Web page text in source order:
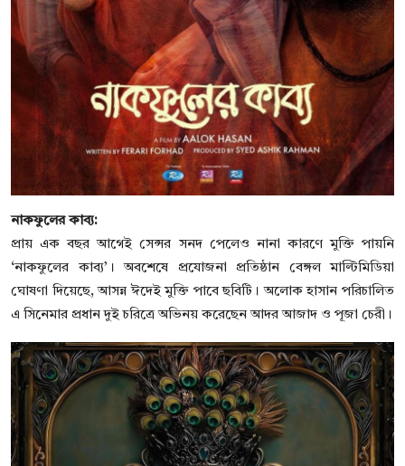
নাকফুলের কাব্য:
প্রায় এক বছর আগেই সেন্সর সনদ পেলেও নানা কারণে মুক্তি পায়নি
‘নাকফুলের কাব্য’। অবশেষে প্রযোজনা প্রতিষ্ঠান বেঙ্গল মাল্টিমিডিয়া
ঘোষণা দিয়েছে, আসন্ন ঈদেই মুক্তি পাবে ছবিটি। অলোক হাসান পরিচালিত
এ সিনেমার প্রধান দুই চরিত্রে অভিনয় করেছেন আদর আজাদ ও পূজা চেরী।